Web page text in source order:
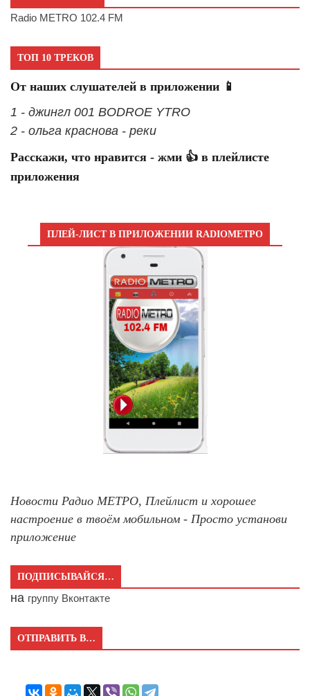
Radio METRO 102.4 FM
ТОП 10 ТРЕКОВ
От наших слушателей в приложении 📱
1 - джингл 001 BODROE YTRO
2 - ольга краснова - реки
Расскажи, что нравится - жми 👍 в плейлисте
приложения
ПЛЕЙ-ЛИСТ В ПРИЛОЖЕНИИ RADIOМЕТРО
Новости Радио МЕТРО, Плейлист и хорошее
настроение в твоём мобильном - Просто установи
приложение
ПОДПИСЫВАЙСЯ…
на группу Вконтакте
ОТПРАВИТЬ В…